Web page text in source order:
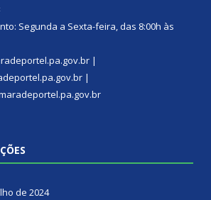
Segunda a Sexta-feira, das 8:00h às
|
|
de 2024